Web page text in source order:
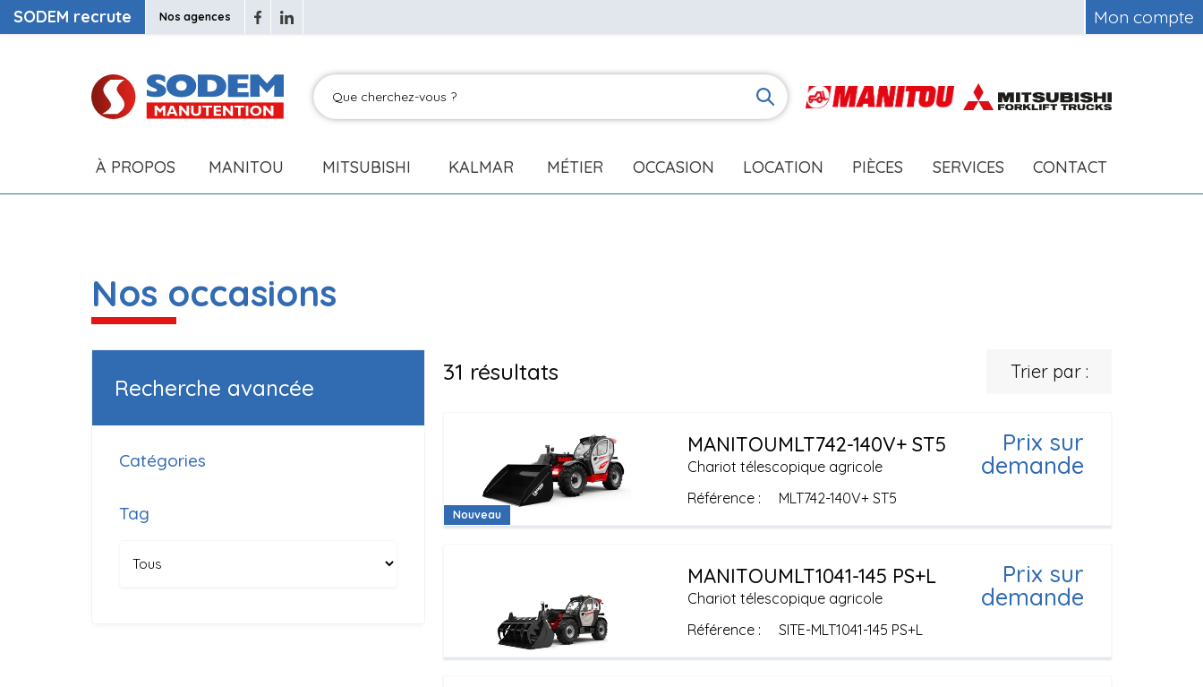
SODEM recrute Nos agences Mon compte
À PROPOS MANITOU MITSUBISHI KALMAR MÉTIER OCCASION LOCATION PIÈCES SERVICES CONTACT
Nos occasions
Recherche avancée
Catégories
Tag
31 résultats Trier par :
Nouveau
Chariot télescopique agricole
MANITOUMLT742-140V+ ST5
Référence MLT742-140V+ ST5
Prix sur
demande
Chariot télescopique agricole
MANITOUMLT1041-145 PS+L
Référence SITE-MLT1041-145 PS+L
Prix sur
demande